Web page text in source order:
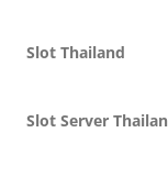
Slot Thailand
Slot Server